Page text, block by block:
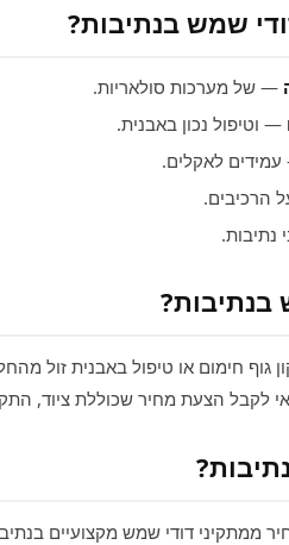
שמש בנתיבות?
— של מערכות סולאריות.
— וטיפול נכון באבנית.
לאקלים.
הרכיבים.
נתיבות.
גוף חימום או טיפול באבנית זול
לקבל הצעת מחיר שכוללת ציוד,
ממתקיני דודי שמש מקצועיים